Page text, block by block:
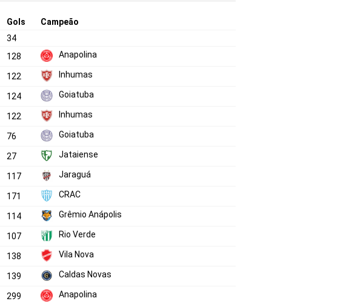
Gols
Campeão
34
128 Anapolina
122 Inhumas
124 Goiatuba
122 Inhumas
76 Goiatuba
27 Jataiense
117 Jaraguá
171 CRAC
114 Grêmio Anápolis
107 Rio Verde
138 Vila Nova
139 Caldas Novas
299 Anapolina